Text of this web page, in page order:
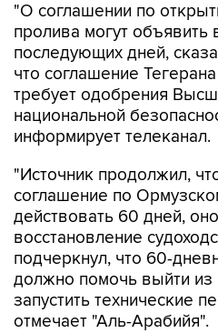
"О соглашении по
пролива могут объявить
последующих дней,
что соглашение
требует одобрения
национальной
информирует телеканал.
"Источник продолжил,
соглашение по
действовать 60 дней,
восстановление
подчеркнул, что 60-
должно помочь выйти из
запустить технические
отмечает "Аль-Арабийя".